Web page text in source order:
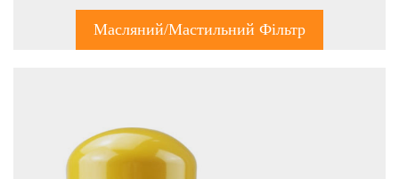
Масляний/мастильний Фільтр